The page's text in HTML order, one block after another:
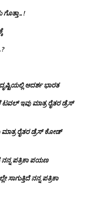
ಗೊತ್ತಾ…!
ಆದರ್ಶ ಭಾರತ
ಇವು ಮಾತ್ರ ರೈತರ ಡ್ರೆಸ್‌
ರೈತರ ಡ್ರೆಸ್‌ ಕೋಡ್
ಪತ್ರಿಕಾ ಪಯಣ
ನನ್ನ ಪತ್ರಿಕಾ